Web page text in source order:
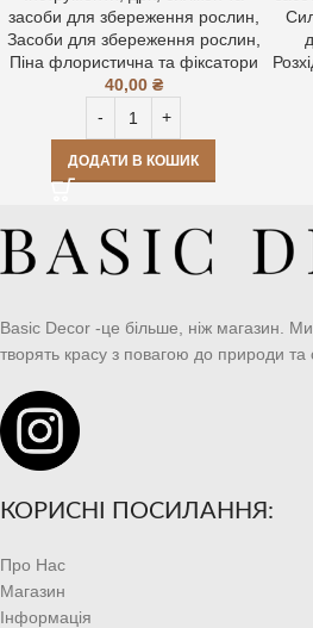
засоби для збереження рослин
Засоби для збереження рослин
Піна флористична та фіксатори
40,00 ₴
ДОДАТИ В КОШИК
Basic Decor -це більше, ніж магазин.
творять красу з повагою до природи та
КОРИСНІ ПОСИЛАННЯ:
Про Нас
Магазин
Інформація